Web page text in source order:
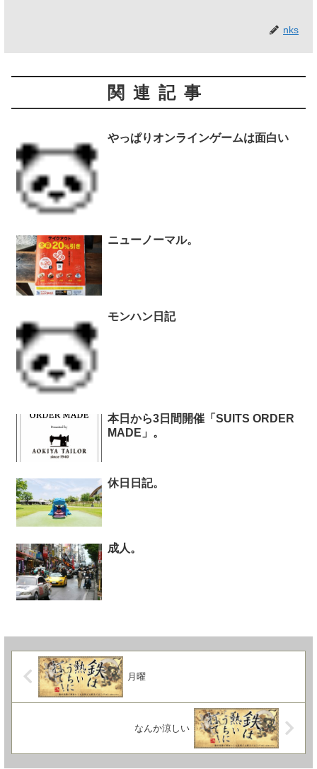
nks
関連記事
やっぱりオンラインゲームは面白い
ニューノーマル。
モンハン日記
本日から3日間開催「SUITS ORDER
MADE」。
休日日記。
成人。
月曜
なんか涼しい